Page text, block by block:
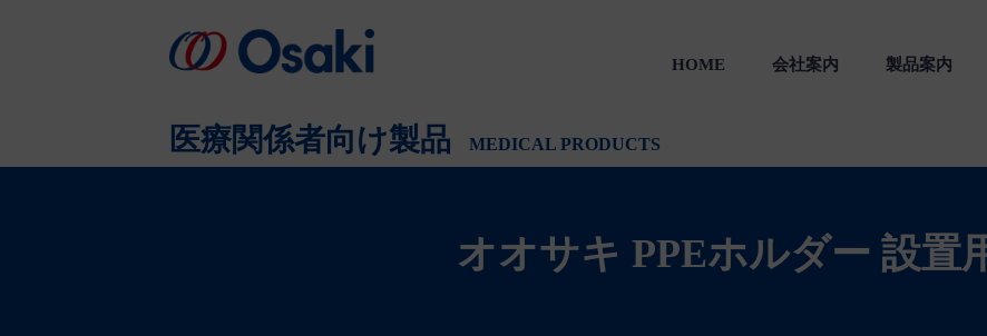
HOME
会社案内
製品案内
医療関係者向け製品 MEDICAL PRODUCTS
オオサキ PPEホルダー 設置